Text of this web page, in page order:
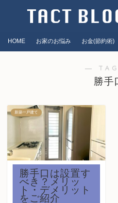
HOME お家のお悩み お金(節約術)
―
勝手
新築一戸建て
勝手口は設置す
べき？メリッ
ト・デメリット
をご紹介